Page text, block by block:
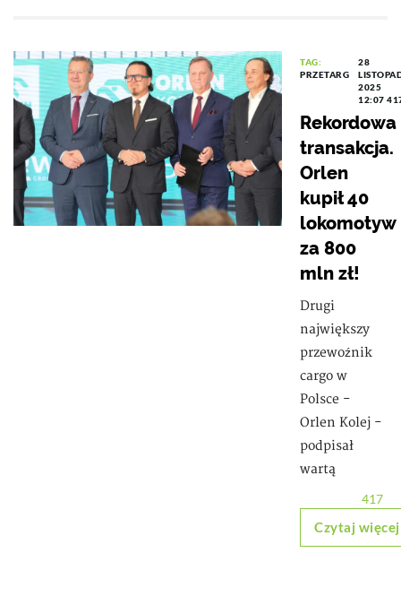
TAG:
PRZETARG
28
2025
12:07
Rekordowa
transakcja.
Orlen
kupił 40
lokomotyw
za 800
mln zł!
Drugi
największy
przewoźnik
cargo w
Polsce -
Orlen Kolej -
podpisał
wartą
417
Czytaj więcej